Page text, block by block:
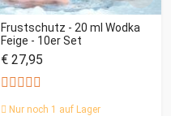
Frustschutz - 20 ml Wodka
Feige - 10er Set
€ 27,95
Nur noch 1 auf Lager